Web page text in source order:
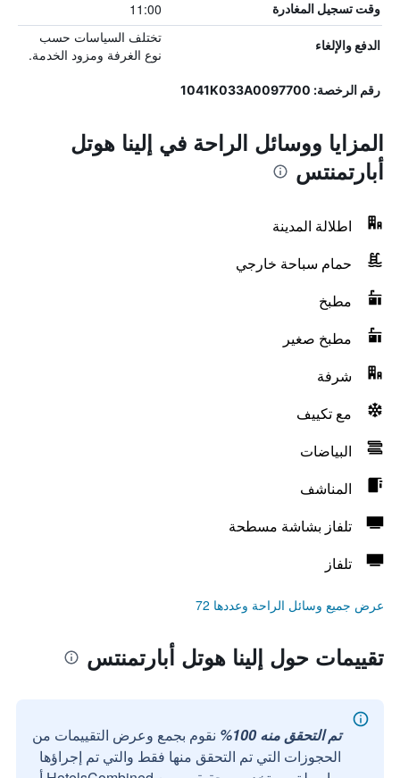
وقت تسجيل المغادرة 11:00
الدفع والإلغاء
تختلف السياسات حسب
نوع الغرفة ومزود الخدمة.
رقم الرخصة: 1041K033A0097700
المزايا ووسائل الراحة في إلينا هوتل
أبارتمنتس
اطلالة المدينة
حمام سباحة خارجي
مطبخ
مطبخ صغير
شرفة
مع تكييف
البياضات
المناشف
تلفاز بشاشة مسطحة
تلفاز
عرض جميع وسائل الراحة وعددها 72
تقييمات حول إلينا هوتل أبارتمنتس
تم التحقق منه 100%
نقوم بجمع وعرض التقييمات من
الحجوزات التي تم التحقق منها فقط والتي تم إجراؤها